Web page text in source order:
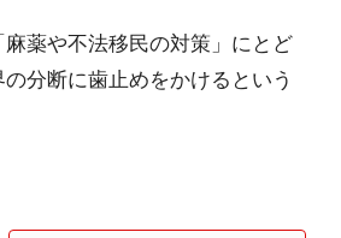
薬や不法移民の対策」にとど
分断に歯止めをかけるという